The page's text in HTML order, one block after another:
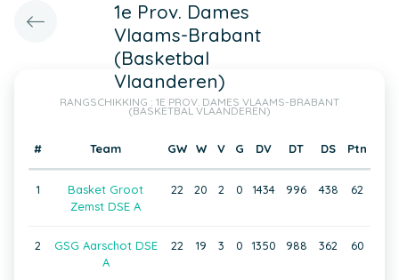
1e Prov. Dames
Vlaams-Brabant
(Basketbal
Vlaanderen)
RANGSCHIKKING : 1E PROV. DAMES VLAAMS-BRABANT
(BASKETBAL VLAANDEREN)
# Team GW W V G DV DT DS Ptn
1
Basket Groot
Zemst DSE A
22 20 2 0 1434 996 438 62
2
GSG Aarschot DSE
A
22 19 3 0 1350 988 362 60